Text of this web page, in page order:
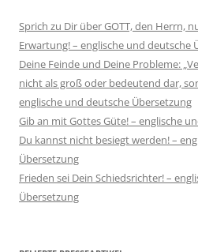
Sprich zu Dir über GOTT, den Herrn,
Erwartung! – englische und deutsche
Deine Feinde und Deine Probleme:
nicht als groß oder bedeutend dar,
englische und deutsche Übersetzung
Gib an mit Gottes Güte! – englische
Du kannst nicht besiegt werden! –
Übersetzung
Frieden sei Dein Schiedsrichter! –
Übersetzung